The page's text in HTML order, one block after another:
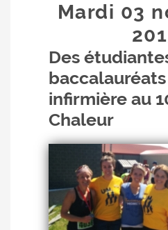
Mardi 03
Des
infirmière au
Chaleur